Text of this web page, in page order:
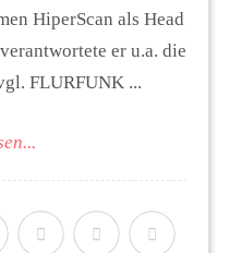
HiperScan als Head
er u.a. die
FLURFUNK ...